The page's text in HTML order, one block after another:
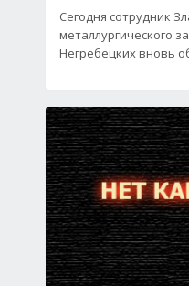
Сегодня сотрудник
металлургического
Негребецких вновь